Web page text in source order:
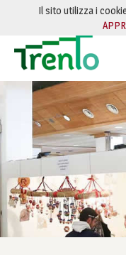
Salta al contenuto
Il sito utilizza i